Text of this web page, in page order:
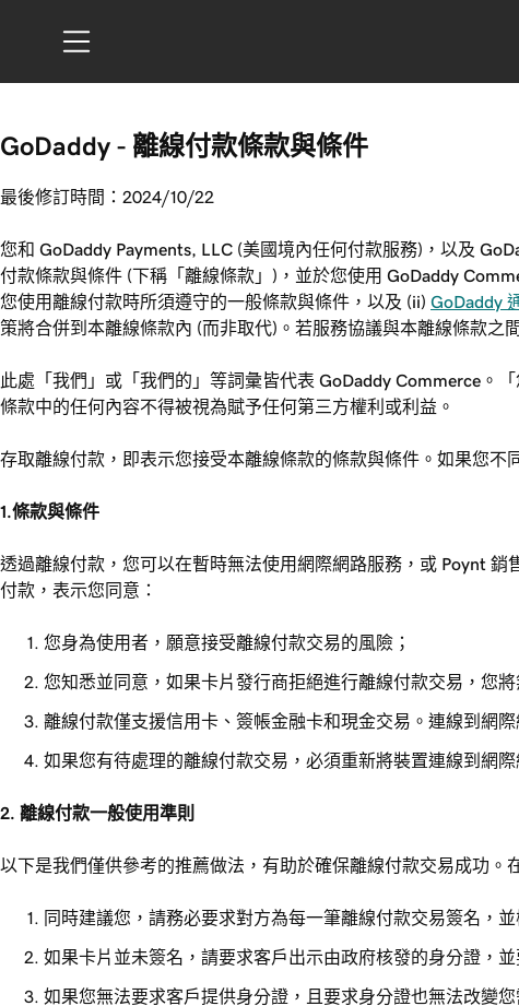
GoDaddy - 離線付款條款與條件
最後修訂時間：2024/10/22
您和 GoDaddy Payments, LLC (美國境內任何付款服務)，以及
付款條款與條件 (下稱「離線條款」)，並於您使用 GoDaddy
您使用離線付款時所須遵守的一般條款與條件，以及 (ii) GoDaddy
策將合併到本離線條款內 (而非取代)。若服務協議與本離線條款之
此處「我們」或「我們的」等詞彙皆代表 GoDaddy Commerce。
條款中的任何內容不得被視為賦予任何第三方權利或利益。
存取離線付款，即表示您接受本離線條款的條款與條件。如果您不
1.條款與條件
透過離線付款，您可以在暫時無法使用網際網路服務，或 Poynt
付款，表示您同意：
您身為使用者，願意接受離線付款交易的風險；
您知悉並同意，如果卡片發行商拒絕進行離線付款交易，您
離線付款僅支援信用卡、簽帳金融卡和現金交易。連線到網
如果您有待處理的離線付款交易，必須重新將裝置連線到網際
2. 離線付款一般使用準則
以下是我們僅供參考的推薦做法，有助於確保離線付款交易成功
同時建議您，請務必要求對方為每一筆離線付款交易簽名，
如果卡片並未簽名，請要求客戶出示由政府核發的身分證，
如果您無法要求客戶提供身分證，且要求身分證也無法改變